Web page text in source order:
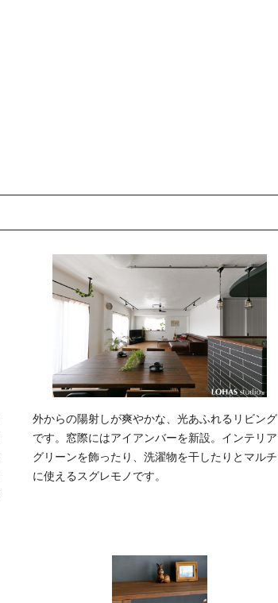
外からの陽射しが爽やかな、光あふれるリビング
です。窓際にはアイアンバーを新設。インテリア
グリーンを飾ったり、洗濯物を干したりとマルチ
に使えるスグレモノです。